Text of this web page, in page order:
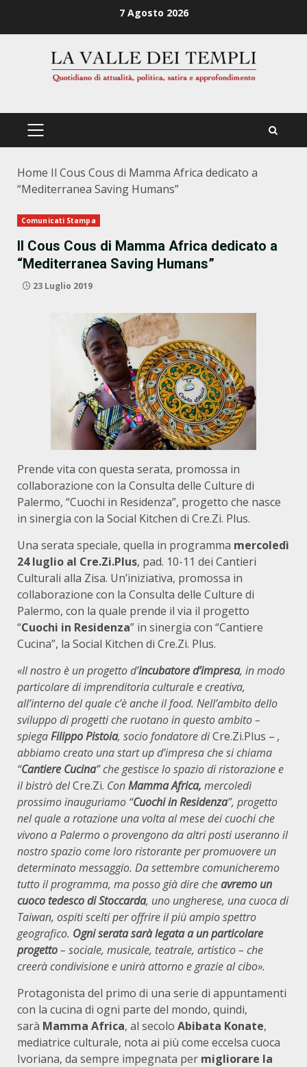
7 Agosto 2026
PRIMÄRES
Home Il Cous Cous di Mamma Africa dedicato a
“Mediterranea Saving Humans”
Comunicati Stampa
Il Cous Cous di Mamma Africa dedicato a
“Mediterranea Saving Humans”
23 Luglio 2019
Prende vita con questa serata, promossa in
collaborazione con la Consulta delle Culture di
Palermo, “Cuochi in Residenza”, progetto che nasce
in sinergia con la Social Kitchen di Cre.Zi. Plus.
Una serata speciale, quella in programma mercoledì
24 luglio al Cre.Zi.Plus, pad. 10-11 dei Cantieri
Culturali alla Zisa. Un’iniziativa, promossa in
collaborazione con la Consulta delle Culture di
Palermo, con la quale prende il via il progetto
“Cuochi in Residenza” in sinergia con “Cantiere
Cucina”, la Social Kitchen di Cre.Zi. Plus.
«Il nostro è un progetto d’incubatore d’impresa, in modo
particolare di imprenditoria culturale e creativa,
all’interno del quale c’è anche il food. Nell’ambito dello
sviluppo di progetti che ruotano in questo ambito –
spiegaFilippo Pistoia, socio fondatore diCre.Zi.Plus – ,
abbiamo creato una start up d’impresa che si chiama
“Cantiere Cucina” che gestisce lo spazio di ristorazione e
il bistrò delCre.Zi. ConMamma Africa, mercoledì
prossimoinauguriamo “Cuochi in Residenza”, progetto
nel quale a rotazione una volta al mese dei cuochi che
vivono a Palermo o provengono da altri posti useranno il
nostro spazio come loro ristorante per promuovere un
determinato messaggio. Da settembre comunicheremo
tutto il programma, ma posso già dire cheavremo un
cuoco tedesco di Stoccarda, uno ungherese, una cuoca di
Taiwan, ospiti scelti per offrire il più ampio spettro
geografico. Ogni serata sarà legata a un particolare
progetto– sociale, musicale, teatrale, artistico – che
creerà condivisione e unirà attorno e grazie al cibo».
Protagonista del primo di una serie di appuntamenti
con la cucina di ogni parte del mondo, quindi,
sarà Mamma Africa, al secolo Abibata Konate,
mediatrice culturale, nota ai più come eccelsa cuoca
Ivoriana, da sempre impegnata per migliorare la